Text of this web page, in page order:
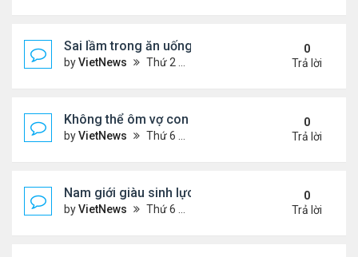
Sai lầm trong ăn uống gây suy giảm sinh lý ở nam
byVietNews Thứ 2 Tháng 8 15, 2022 2:40 pm
0
Trả lời
Không thể ôm vợ con vì căn bệnh quái ác
byVietNews Thứ 6 Tháng 8 12, 2022 4:34 pm
0
Trả lời
Nam giới giàu sinh lực nhất vào thời điểm nào
byVietNews Thứ 6 Tháng 8 12, 2022 3:08 pm
0
Trả lời